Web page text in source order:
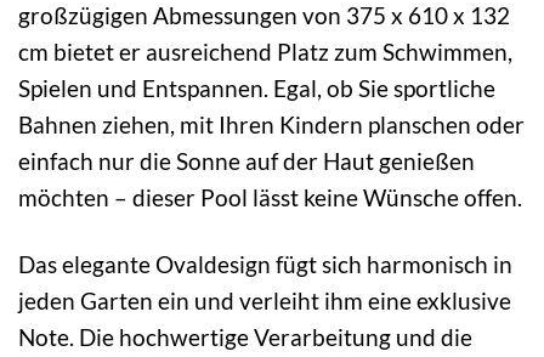
großzügigen Abmessungen von 375 x 610 x 132
cm bietet er ausreichend Platz zum Schwimmen,
Spielen und Entspannen. Egal, ob Sie sportliche
Bahnen ziehen, mit Ihren Kindern planschen oder
einfach nur die Sonne auf der Haut genießen
möchten – dieser Pool lässt keine Wünsche offen.
Das elegante Ovaldesign fügt sich harmonisch in
jeden Garten ein und verleiht ihm eine exklusive
Note. Die hochwertige Verarbeitung und die